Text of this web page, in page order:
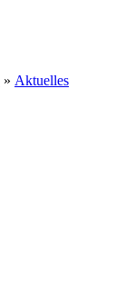
» Aktuelles